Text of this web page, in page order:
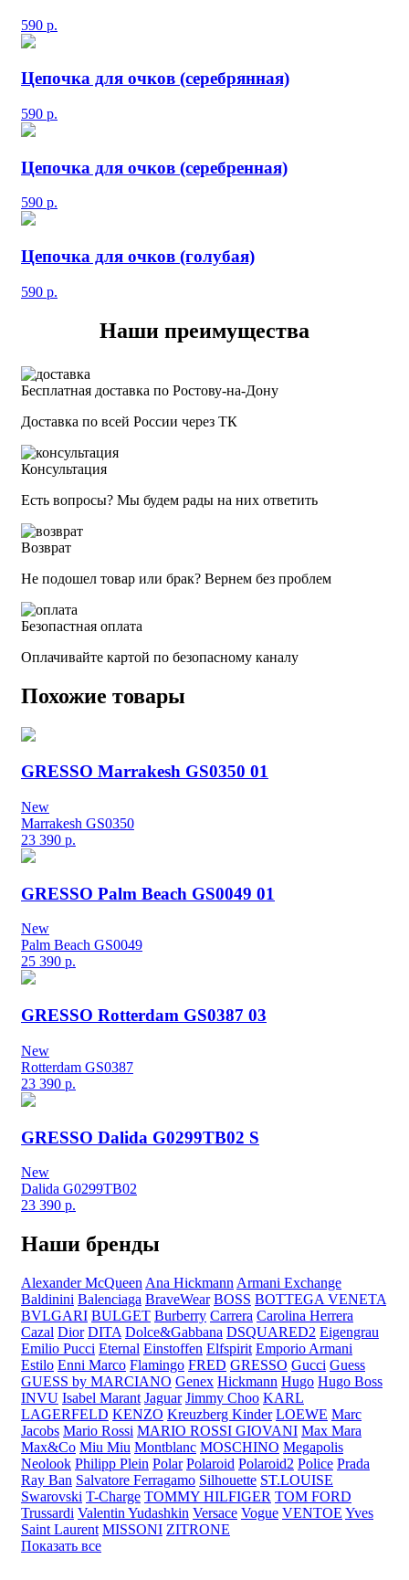
590 р.
Цепочка для очков (серебрянная)
590 р.
Цепочка для очков (серебренная)
590 р.
Цепочка для очков (голубая)
590 р.
Наши преимущества
Бесплатная доставка по Ростову-на-Дону
Доставка по всей России через ТК
Консультация
Есть вопросы? Мы будем рады на них ответить
Возврат
Не подошел товар или брак? Вернем без проблем
Безопастная оплата
Оплачивайте картой по безопасному каналу
Похожие товары
GRESSO Marrakesh GS0350 01
New
Marrakesh GS0350
23 390 р.
GRESSO Palm Beach GS0049 01
New
Palm Beach GS0049
25 390 р.
GRESSO Rotterdam GS0387 03
New
Rotterdam GS0387
23 390 р.
GRESSO Dalida G0299TB02 S
New
Dalida G0299TB02
23 390 р.
Наши бренды
Alexander McQueen Ana Hickmann Armani Exchange
Baldinini Balenciaga BraveWear BOSS BOTTEGA VENETA
BVLGARI BULGET Burberry Carrera Carolina Herrera
Cazal Dior DITA Dolce&Gabbana DSQUARED2 Eigengrau
Emilio Pucci Eternal Einstoffen Elfspirit Emporio Armani
Estilo Enni Marco Flamingo FRED GRESSO Gucci Guess
GUESS by MARCIANO Genex Hickmann Hugo Hugo Boss
INVU Isabel Marant Jaguar Jimmy Choo KARL
LAGERFELD KENZO Kreuzberg Kinder LOEWE Marc
Jacobs Mario Rossi MARIO ROSSI GIOVANI Max Mara
Max&Co Miu Miu Montblanc MOSCHINO Megapolis
Neolook Philipp Plein Polar Polaroid Polaroid2 Police Prada
Ray Ban Salvatore Ferragamo Silhouette ST.LOUISE
Swarovski T-Charge TOMMY HILFIGER TOM FORD
Trussardi Valentin Yudashkin Versace Vogue VENTOE Yves
Saint Laurent MISSONI ZITRONE
Показать все